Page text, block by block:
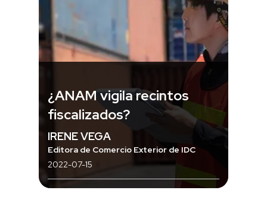
¿ANAM vigila recintos
fiscalizados?
IRENE VEGA
Editora de Comercio Exterior de IDC
2022-07-15